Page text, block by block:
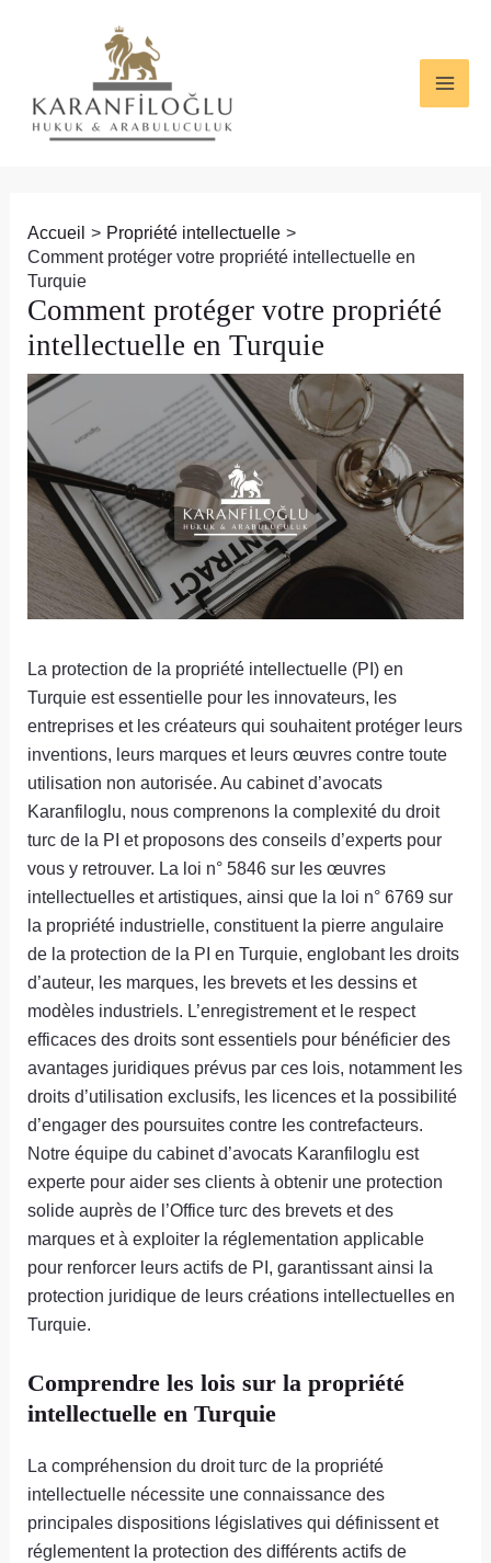
Accueil
Propriété intellectuelle
Comment protéger votre propriété intellectuelle en
Turquie
Comment protéger votre propriété
intellectuelle en Turquie
La protection de la propriété intellectuelle (PI) en
Turquie est essentielle pour les innovateurs, les
entreprises et les créateurs qui souhaitent protéger leurs
inventions, leurs marques et leurs œuvres contre toute
utilisation non autorisée. Au cabinet d’avocats
Karanfiloglu, nous comprenons la complexité du droit
turc de la PI et proposons des conseils d’experts pour
vous y retrouver. La loi n° 5846 sur les œuvres
intellectuelles et artistiques, ainsi que la loi n° 6769 sur
la propriété industrielle, constituent la pierre angulaire
de la protection de la PI en Turquie, englobant les droits
d’auteur, les marques, les brevets et les dessins et
modèles industriels. L’enregistrement et le respect
efficaces des droits sont essentiels pour bénéficier des
avantages juridiques prévus par ces lois, notamment les
droits d’utilisation exclusifs, les licences et la possibilité
d’engager des poursuites contre les contrefacteurs.
Notre équipe du cabinet d’avocats Karanfiloglu est
experte pour aider ses clients à obtenir une protection
solide auprès de l’Office turc des brevets et des
marques et à exploiter la réglementation applicable
pour renforcer leurs actifs de PI, garantissant ainsi la
protection juridique de leurs créations intellectuelles en
Turquie.
Comprendre les lois sur la propriété
intellectuelle en Turquie
La compréhension du droit turc de la propriété
intellectuelle nécessite une connaissance des
principales dispositions législatives qui définissent et
réglementent la protection des différents actifs de